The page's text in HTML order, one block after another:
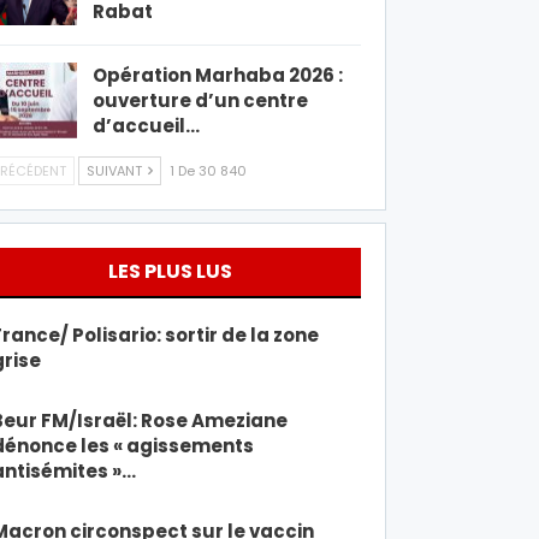
Rabat
Opération Marhaba 2026 :
ouverture d’un centre
d’accueil…
SUIVANT 1 De 30 840
LES PLUS LUS
Polisario: sortir de la zone
FM/Israël: Rose Ameziane
les « agissements
»…
circonspect sur le vaccin